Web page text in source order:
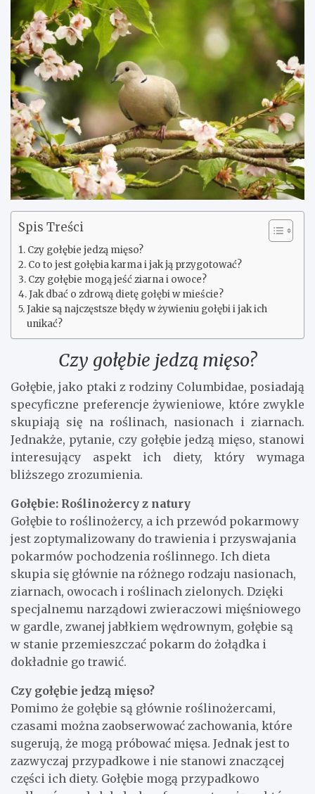
Spis Treści
Czy gołębie jedzą mięso?
Co to jest gołębia karma i jak ją przygotować?
Czy gołębie mogą jeść ziarna i owoce?
Jak dbać o zdrową dietę gołębi w mieście?
Jakie są najczęstsze błędy w żywieniu gołębi i jak ich
unikać?
Czy gołębie jedzą mięso?
Gołębie, jako ptaki z rodziny Columbidae, posiadają
specyficzne preferencje żywieniowe, które zwykle
skupiają się na roślinach, nasionach i ziarnach.
Jednakże, pytanie, czy gołębie jedzą mięso, stanowi
interesujący aspekt ich diety, który wymaga
bliższego zrozumienia.
Gołębie: Roślinożercy z natury
Gołębie to roślinożercy, a ich przewód pokarmowy
jest zoptymalizowany do trawienia i przyswajania
pokarmów pochodzenia roślinnego. Ich dieta
skupia się głównie na różnego rodzaju nasionach,
ziarnach, owocach i roślinach zielonych. Dzięki
specjalnemu narządowi zwieraczowi mięśniowego
w gardle, zwanej jabłkiem wędrownym, gołębie są
w stanie przemieszczać pokarm do żołądka i
dokładnie go trawić.
Czy gołębie jedzą mięso?
Pomimo że gołębie są głównie roślinożercami,
czasami można zaobserwować zachowania, które
sugerują, że mogą próbować mięsa. Jednak jest to
zazwyczaj przypadkowe i nie stanowi znaczącej
części ich diety. Gołębie mogą przypadkowo